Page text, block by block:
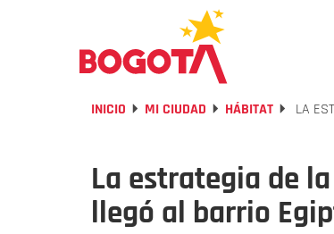
INICIO MI CIUDAD HÁBITAT LA
La estrategia de
llegó al barrio